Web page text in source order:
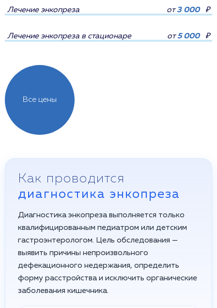
Все цены
Лечение энкопреза от3 000 ₽
Лечение энкопреза в стационаре от5 000 ₽
Как проводится
диагностика энкопреза
Диагностика энкопреза выполняется только
квалифицированным педиатром или детским
гастроэнтерологом. Цель обследования —
выявить причины непроизвольного
дефекационного недержания, определить
форму расстройства и исключить органические
заболевания кишечника.